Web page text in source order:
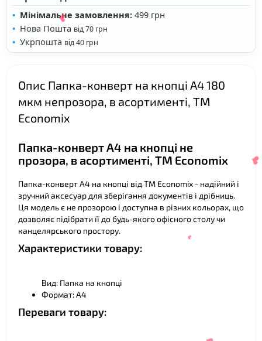
Мінімальне замовлення: 499 грн
Нова Пошта від 70 грн
Укрпошта від 40 грн
Опис Папка-конверт на кнопці А4 180
мкм непрозора, в асортименті, ТМ
Economix
Папка-конверт А4 на кнопці не
прозора, в асортименті, ТМ Economix
Папка-конверт А4 на кнопці від ТМ Economix - надійний і
зручний аксесуар для зберігання документів і дрібниць.
Ця модель є не прозорою і доступна в різних кольорах, що
дозволяє підібрати її до будь-якого офісного столу чи
канцелярського простору.
Характеристики товару:
Вид: Папка на кнопці
Формат: А4
Переваги товару:
❤